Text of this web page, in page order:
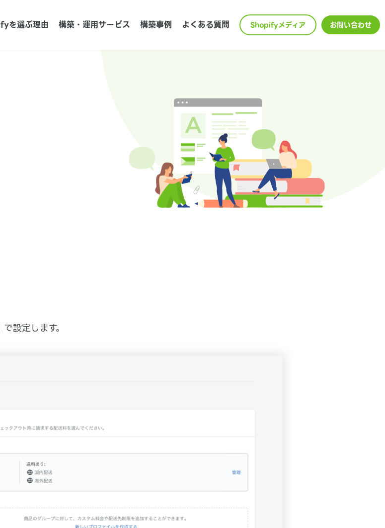
を選ぶ理由 構築・運用サービス 構築事例 よくある質問 Shopifyメディア お問い合わせ
設定します。